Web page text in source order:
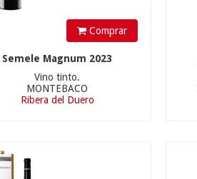
Comprar
Semele Magnum 2023
Vino tinto.
MONTEBACO
Ribera del Duero
75.6€